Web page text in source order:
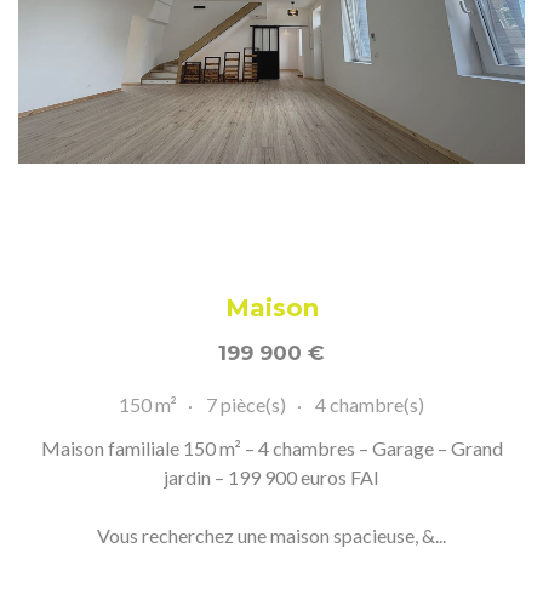
Maison
199 900 €
150 m² 7 pièce(s)
4 chambre(s)
Maison familiale 150 m² – 4 chambres – Garage – Grand
jardin – 199 900 euros FAI
Vous recherchez une maison spacieuse, &...